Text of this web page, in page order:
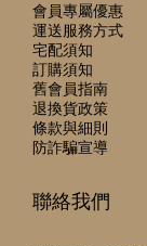
會員專屬優惠
運送服務方式
宅配須知
訂購須知
舊會員指南
退換貨政策
條款與細則
防詐騙宣導
聯絡我們